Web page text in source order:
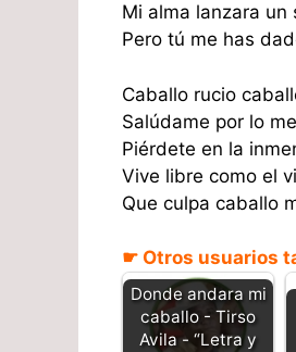
Mi alma lanzara un
Pero tú me has
Caballo rucio
Salúdame por lo
Piérdete en la
Vive libre como el
Que culpa caballo
☛ Otros usuarios
Donde andara mi
caballo - Tirso
Avila - “Letra y